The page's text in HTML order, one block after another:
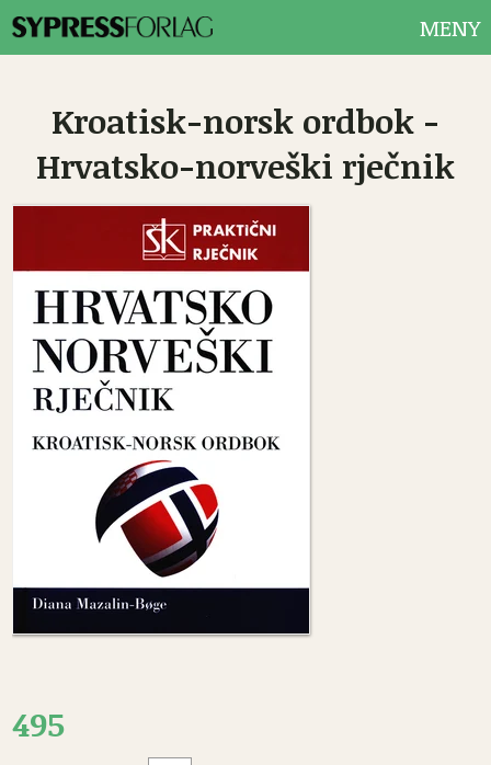
Kroatisk-norsk ordbok -
Hrvatsko-norveški rječnik
495
MENY